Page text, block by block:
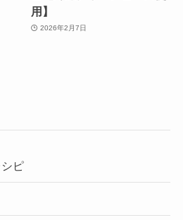
用】
2026年2月7日
ピ